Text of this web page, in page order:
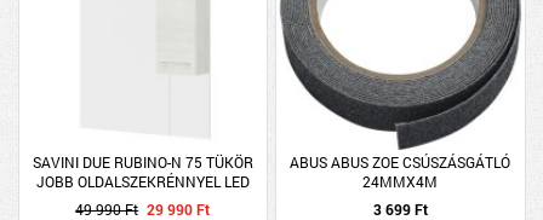
SAVINI DUE RUBINO-N 75 TÜKÖR
JOBB OLDALSZEKRÉNNYEL LED
VILÁGÍTÁSSAL
49 990 Ft 29 990 Ft
ABUS ABUS ZOE CSÚSZÁSGÁTLÓ
24MMX4M
3 699 Ft